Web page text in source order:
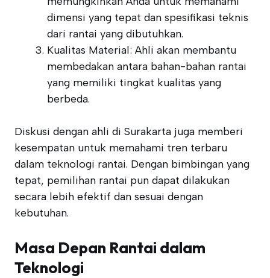
dimensi yang tepat dan spesifikasi teknis
dari rantai yang dibutuhkan.
Kualitas Material: Ahli akan membantu
membedakan antara bahan-bahan rantai
yang memiliki tingkat kualitas yang
berbeda.
Diskusi dengan ahli di Surakarta juga memberi
kesempatan untuk memahami tren terbaru
dalam teknologi rantai. Dengan bimbingan yang
tepat, pemilihan rantai pun dapat dilakukan
secara lebih efektif dan sesuai dengan
kebutuhan.
Masa Depan Rantai dalam
Teknologi